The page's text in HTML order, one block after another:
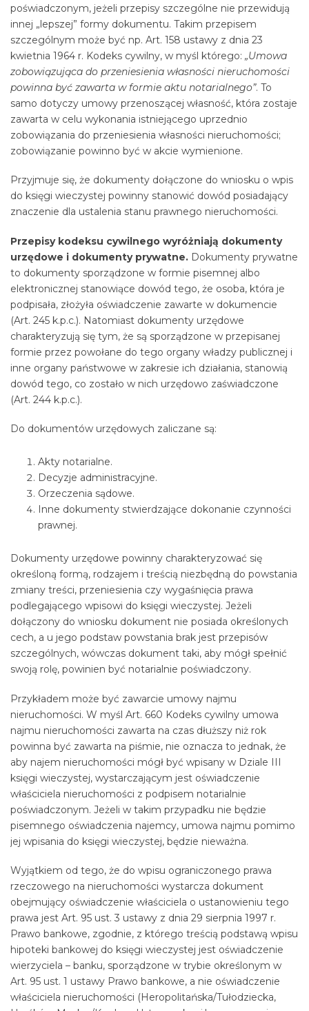
poświadczonym, jeżeli przepisy szczególne nie przewidują
innej „lepszej” formy dokumentu. Takim przepisem
szczególnym może być np. Art. 158 ustawy z dnia 23
kwietnia 1964 r. Kodeks cywilny, w myśl którego: „Umowa
zobowiązująca do przeniesienia własności nieruchomości
powinna być zawarta w formie aktu notarialnego”. To
samo dotyczy umowy przenoszącej własność, która zostaje
zawarta w celu wykonania istniejącego uprzednio
zobowiązania do przeniesienia własności nieruchomości;
zobowiązanie powinno być w akcie wymienione.
Przyjmuje się, że dokumenty dołączone do wniosku o wpis
do księgi wieczystej powinny stanowić dowód posiadający
znaczenie dla ustalenia stanu prawnego nieruchomości.
Przepisy kodeksu cywilnego wyróżniają dokumenty
urzędowe i dokumenty prywatne. Dokumenty prywatne
to dokumenty sporządzone w formie pisemnej albo
elektronicznej stanowiące dowód tego, że osoba, która je
podpisała, złożyła oświadczenie zawarte w dokumencie
(Art. 245 k.p.c.). Natomiast dokumenty urzędowe
charakteryzują się tym, że są sporządzone w przepisanej
formie przez powołane do tego organy władzy publicznej i
inne organy państwowe w zakresie ich działania, stanowią
dowód tego, co zostało w nich urzędowo zaświadczone
(Art. 244 k.p.c.).
Do dokumentów urzędowych zaliczane są:
Akty notarialne.
Decyzje administracyjne.
Orzeczenia sądowe.
Inne dokumenty stwierdzające dokonanie czynności
prawnej.
Dokumenty urzędowe powinny charakteryzować się
określoną formą, rodzajem i treścią niezbędną do powstania
zmiany treści, przeniesienia czy wygaśnięcia prawa
podlegającego wpisowi do księgi wieczystej. Jeżeli
dołączony do wniosku dokument nie posiada określonych
cech, a u jego podstaw powstania brak jest przepisów
szczególnych, wówczas dokument taki, aby mógł spełnić
swoją rolę, powinien być notarialnie poświadczony.
Przykładem może być zawarcie umowy najmu
nieruchomości. W myśl Art. 660 Kodeks cywilny umowa
najmu nieruchomości zawarta na czas dłuższy niż rok
powinna być zawarta na piśmie, nie oznacza to jednak, że
aby najem nieruchomości mógł być wpisany w Dziale III
księgi wieczystej, wystarczającym jest oświadczenie
właściciela nieruchomości z podpisem notarialnie
poświadczonym. Jeżeli w takim przypadku nie będzie
pisemnego oświadczenia najemcy, umowa najmu pomimo
jej wpisania do księgi wieczystej, będzie nieważna.
Wyjątkiem od tego, że do wpisu ograniczonego prawa
rzeczowego na nieruchomości wystarcza dokument
obejmujący oświadczenie właściciela o ustanowieniu tego
prawa jest Art. 95 ust. 3 ustawy z dnia 29 sierpnia 1997 r.
Prawo bankowe, zgodnie, z którego treścią podstawą wpisu
hipoteki bankowej do księgi wieczystej jest oświadczenie
wierzyciela – banku, sporządzone w trybie określonym w
Art. 95 ust. 1 ustawy Prawo bankowe, a nie oświadczenie
właściciela nieruchomości (Heropolitańska/Tułodziecka,